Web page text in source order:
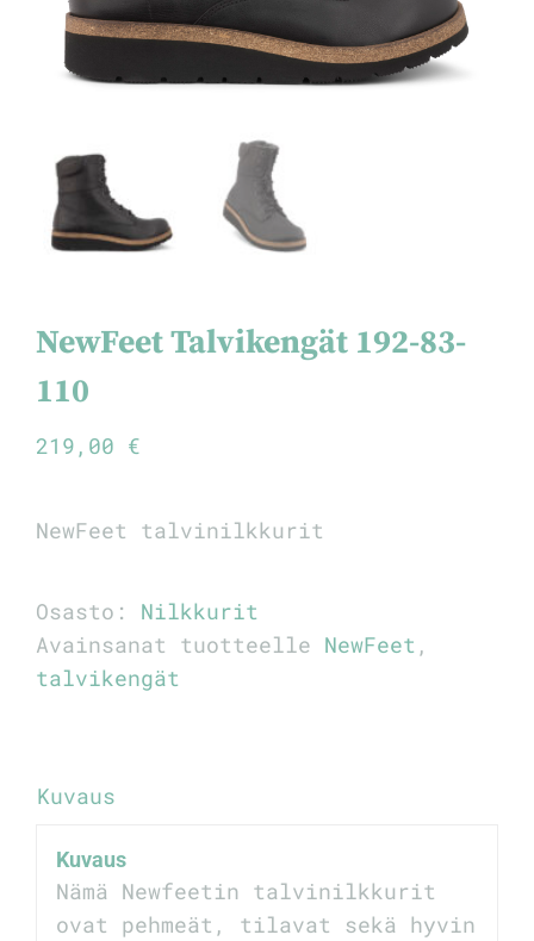
NewFeet Talvikengät 192-83-
110
219,00 €
NewFeet talvinilkkurit
Osasto: Nilkkurit
Avainsanat tuotteelle NewFeet ,
talvikengät
Kuvaus
Kuvaus
Nämä Newfeetin talvinilkkurit
ovat pehmeät, tilavat sekä hyvin